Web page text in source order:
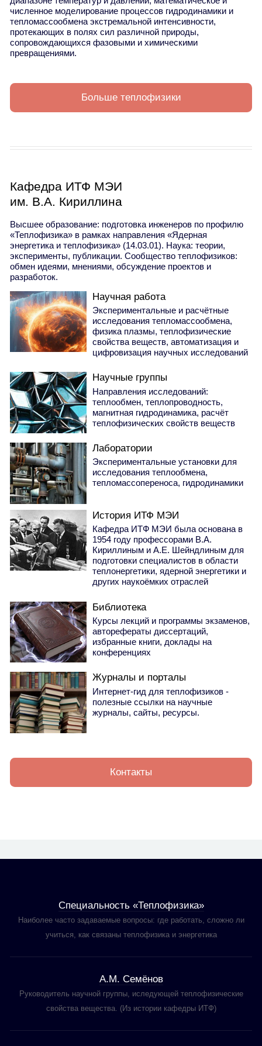
численное моделирование процессов гидродинамики и
тепломассообмена экстремальной интенсивности,
протекающих в полях сил различной природы,
сопровождающихся фазовыми и химическими
превращениями.
Больше теплофизики
Кафедра ИТФ МЭИ
им. В.А. Кириллина
Высшее образование: подготовка инженеров по профилю
«Теплофизика» в рамках направления «Ядерная
энергетика и теплофизика» (14.03.01). Наука: теории,
эксперименты, публикации. Сообщество теплофизиков:
обмен идеями, мнениями, обсуждение проектов и
разработок.
Научная работа
Экспериментальные и расчётные
исследования тепломассообмена,
физика плазмы, теплофизические
свойства веществ, автоматизация и
цифровизация научных исследований
Научные группы
Направления исследований:
теплообмен, теплопроводность,
магнитная гидродинамика, расчёт
теплофизических свойств веществ
Лаборатории
Экспериментальные установки для
исследования теплообмена,
тепломассопереноса, гидродинамики
История ИТФ МЭИ
Кафедра ИТФ МЭИ была основана в
1954 году профессорами В.А.
Кириллиным и А.Е. Шейндлиным для
подготовки специалистов в области
теплонергетики, ядерной энергетики и
других наукоёмких отраслей
Библиотека
Курсы лекций и программы экзаменов,
авторефераты диссертаций,
избранные книги, доклады на
конференциях
Журналы и порталы
Интернет-гид для теплофизиков -
полезные ссылки на научные
журналы, сайты, ресурсы.
Контакты
Специальность «Теплофизика»
Наиболее часто задаваемые вопросы: где работать, сложно ли
учиться, как связаны теплофизика и энергетика
А.М. Семёнов
Руководитель научной группы, иследующей теплофизические
свойства вещества. (Из истории кафедры ИТФ)